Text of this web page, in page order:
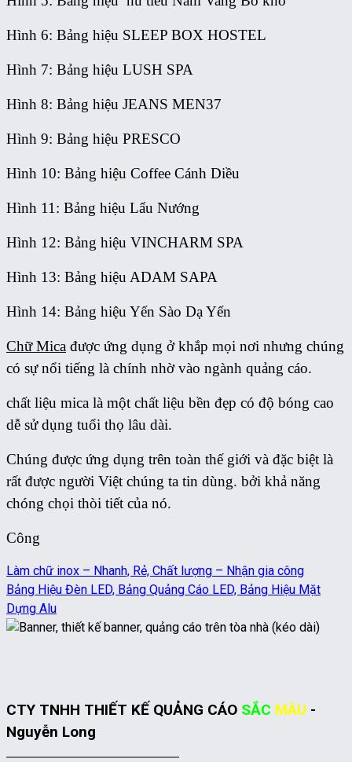
Hình 6: Bảng hiệu SLEEP BOX HOSTEL
Hình 7: Bảng hiệu LUSH SPA
Hình 8: Bảng hiệu JEANS MEN37
Hình 9: Bảng hiệu PRESCO
Hình 10: Bảng hiệu Coffee Cánh Diều
Hình 11: Bảng hiệu Lẩu Nướng
Hình 12: Bảng hiệu VINCHARM SPA
Hình 13: Bảng hiệu ADAM SAPA
Hình 14: Bảng hiệu Yến Sào Dạ Yến
Chữ Mica được ứng dụng ở khắp mọi nơi nhưng chúng
có sự nổi tiếng là chính nhờ vào ngành quảng cáo.
chất liệu mica là một chất liệu bền đẹp có độ bóng cao
dễ sử dụng tuổi thọ lâu dài.
Chúng được ứng dụng trên toàn thế giới và đặc biệt là
rất được người Việt chúng ta tin dùng. bởi khả năng
chóng chọi thòi tiết của nó.
Công
Làm chữ inox – Nhanh, Rẻ, Chất lượng – Nhận gia công
Bảng Hiệu Đèn LED, Bảng Quảng Cáo LED, Bảng Hiệu Mặt
Dựng Alu
CTY TNHH THIẾT KẾ QUẢNG CÁO SẮC MÀU -
Nguyễn Long